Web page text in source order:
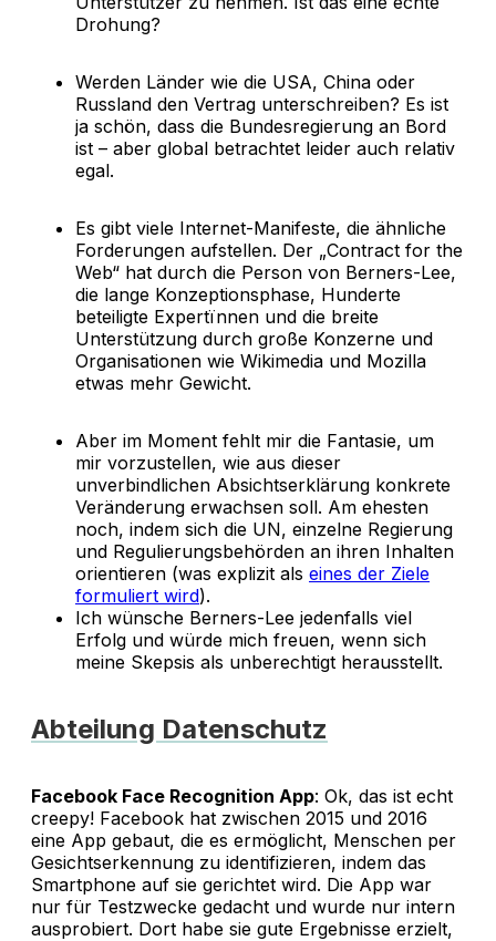
Drohung?
Werden Länder wie die USA, China oder
Russland den Vertrag unterschreiben? Es ist
ja schön, dass die Bundesregierung an Bord
ist – aber global betrachtet leider auch relativ
egal.
Es gibt viele Internet-Manifeste, die ähnliche
Forderungen aufstellen. Der „Contract for the
Web“ hat durch die Person von Berners-Lee,
die lange Konzeptionsphase, Hunderte
beteiligte Expertïnnen und die breite
Unterstützung durch große Konzerne und
Organisationen wie Wikimedia und Mozilla
etwas mehr Gewicht.
Aber im Moment fehlt mir die Fantasie, um
mir vorzustellen, wie aus dieser
unverbindlichen Absichtserklärung konkrete
Veränderung erwachsen soll. Am ehesten
noch, indem sich die UN, einzelne Regierung
und Regulierungsbehörden an ihren Inhalten
orientieren (was explizit als eines der Ziele
formuliert wird).
Ich wünsche Berners-Lee jedenfalls viel
Erfolg und würde mich freuen, wenn sich
meine Skepsis als unberechtigt herausstellt.
Abteilung Datenschutz
Facebook Face Recognition App: Ok, das ist echt
creepy! Facebook hat zwischen 2015 und 2016
eine App gebaut, die es ermöglicht, Menschen per
Gesichtserkennung zu identifizieren, indem das
Smartphone auf sie gerichtet wird. Die App war
nur für Testzwecke gedacht und wurde nur intern
ausprobiert. Dort habe sie gute Ergebnisse erzielt,